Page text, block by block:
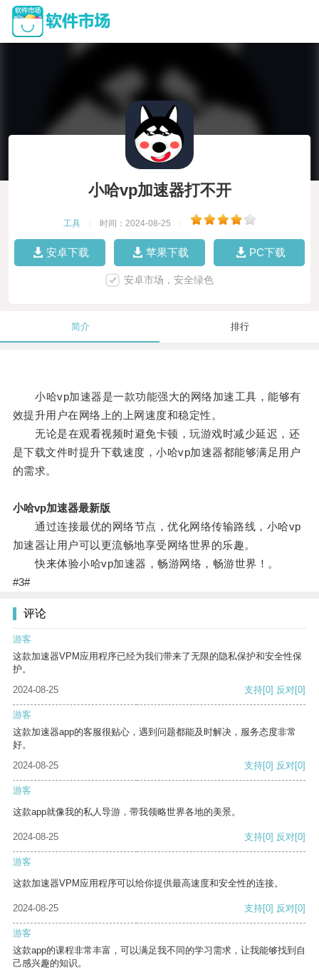
小哈vp加速器打不开
工具 时间：2024-08-25
安卓下载 苹果下载 PC下载
安卓市场，安全绿色
简介 排行
小哈vp加速器是一款功能强大的网络加速工具，能够有
效提升用户在网络上的上网速度和稳定性。
无论是在观看视频时避免卡顿，玩游戏时减少延迟，还
是下载文件时提升下载速度，小哈vp加速器都能够满足用户
的需求。
小哈vp加速器最新版
通过连接最优的网络节点，优化网络传输路线，小哈vp
加速器让用户可以更流畅地享受网络世界的乐趣。
快来体验小哈vp加速器，畅游网络，畅游世界！。
#3#
评论
游客
这款加速器VPM应用程序已经为我们带来了无限的隐私保护和安全性保
护。
2024-08-25
支持[0] 反对[0]
游客
这款加速器app的客服很贴心，遇到问题都能及时解决，服务态度非常
好。
2024-08-25
支持[0] 反对[0]
游客
这款app就像我的私人导游，带我领略世界各地的美景。
2024-08-25 支持[0] 反对[0]
游客
这款加速器VPM应用程序可以给你提供最高速度和安全性的连接。
2024-08-25 支持[0] 反对[0]
游客
这款app的课程非常丰富，可以满足我不同的学习需求，让我能够找到自
己感兴趣的知识。